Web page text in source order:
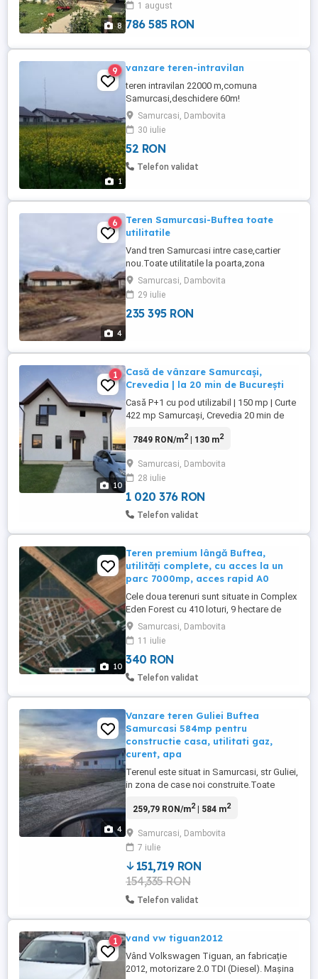
8
Lindab Construcție 2026 Aproximativ ...
1 august
786 585 RON
1
9 vanzare teren-intravilan
teren intravilan 22000 m,comuna
Samurcasi,deschidere 60m!
intabulat,proprietar Laurentiu !
Asfaltat,toate utilitatile! Cartier de case
construit langa teren! Zona de padure in
apropiere!
Samurcasi, Dambovita
30 iulie
52 RON
Telefon validat
4
6
Teren Samurcasi-Buftea toate
utilitatile
Vand tren Samurcasi intre case,cartier
nou.Toate utilitatile la poarta,zona
linistita,padure aproape si lac.Langa oras
BUFTEA. Suprafata utila: 500 m ,gata de
construire. pret.45000 euro
Samurcasi, Dambovita
29 iulie
235 395 RON
10
1
Casă de vânzare Samurcași,
Crevedia | la 20 min de București
Casă P+1 cu pod utilizabil | 150 mp | Curte
422 mp Samurcași, Crevedia 20 min de
rezidențial matur, cu strada asfaltată și
pădurea este chiar in capătul străduței
rezidențiale. Vecini tineri, familii active cu
copii ...
7849 RON/m2| 130 m2
Samurcasi, Dambovita
28 iulie
1 020 376 RON
Telefon validat
10
Teren premium lângă Buftea,
utilități complete, cu acces la un
parc 7000mp, acces rapid A0
Cele doua terenuri sunt situate in Complex
Eden Forest cu 410 loturi, 9 hectare de
drumuri private cu latime de pana la 12
metri și mii de hectare pădure în
vecinătate. Puncte forte: 8 minute pana la
intersectia A0 cu DN1A, care va face
legatura cu Corbeanca si apoi cu A3,
Samurcasi, Dambovita
11 iulie
340 RON
Telefon validat
4
Vanzare teren Guliei Buftea
Samurcasi 584mp pentru
constructie casa, utilitati gaz,
curent, apa
Terenul este situat in Samurcasi, str Guliei,
in zona de case noi construite.Toate
proprietatii. Deschidere 16ml Mall
Kaufland, Lidl, Penny
259,79 RON/m2| 584 m2
Samurcasi, Dambovita
7 iulie
151,719 RON
154,335 RON
Telefon validat
1 vand vw tiguan2012
Vând Volkswagen Tiguan, an fabricație
2012, motorizare 2.0 TDI (Diesel). Mașina